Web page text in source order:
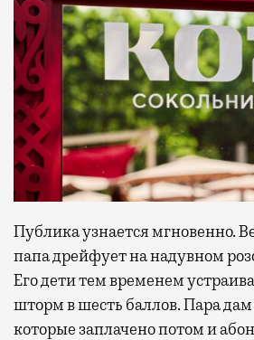
Публика узнается мгновенно.
папа дрейфует на надувном
Его дети тем временем
шторм в шесть баллов. Пара
которые заплачено потом и